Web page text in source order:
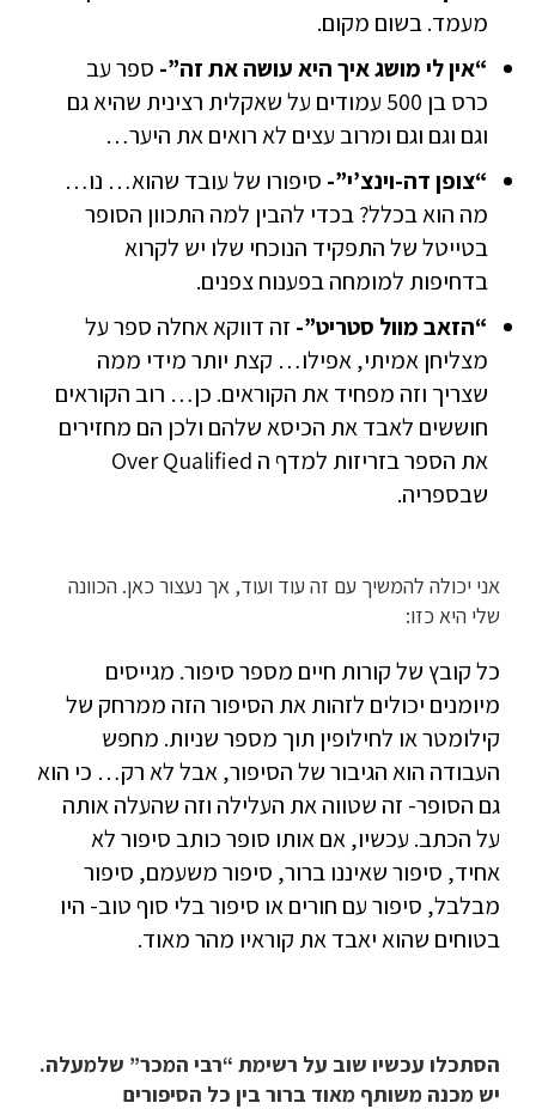
מעמד. בשום מקום.
“אין לי מושג איך היא עושה את זה”- ספר עב
כרס בן 500 עמודים על שאקלית רצינית שהיא גם
וגם וגם וגם ומרוב עצים לא רואים את היער…
“צופן דה-וינצ’י”- סיפורו של עובד שהוא… נו…
מה הוא בכלל? בכדי להבין למה התכוון הסופר
בטייטל של התפקיד הנוכחי שלו יש לקרוא
בדחיפות למומחה בפענוח צפנים.
“הזאב מוול סטריט”- זה דווקא אחלה ספר על
מצליחן אמיתי, אפילו… קצת יותר מידי ממה
שצריך וזה מפחיד את הקוראים. כן… רוב הקוראים
חוששים לאבד את הכיסא שלהם ולכן הם מחזירים
את הספר בזריזות למדף ה Over Qualified
שבספריה.
אני יכולה להמשיך עם זה עוד ועוד, אך נעצור כאן. הכוונה
שלי היא כזו:
כל קובץ של קורות חיים מספר סיפור. מגייסים
מיומנים יכולים לזהות את הסיפור הזה ממרחק של
קילומטר או לחילופין תוך מספר שניות. מחפש
העבודה הוא הגיבור של הסיפור, אבל לא רק… כי הוא
גם הסופר- זה שטווה את העלילה וזה שהעלה אותה
על הכתב. עכשיו, אם אותו סופר כותב סיפור לא
אחיד, סיפור שאיננו ברור, סיפור משעמם, סיפור
מבלבל, סיפור עם חורים או סיפור בלי סוף טוב- היו
בטוחים שהוא יאבד את קוראיו מהר מאוד.
הסתכלו עכשיו שוב על רשימת “רבי המכר” שלמעלה.
יש מכנה משותף מאוד ברור בין כל הסיפורים